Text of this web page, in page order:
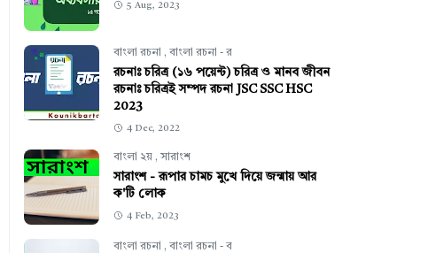
5 Aug, 2023
বাংলা রচনা , বাংলা রচনা - র
রচনাঃ চরিত্র (১৬ পয়েন্ট) চরিত্র ও মানব জীবন
রচনাঃ চরিত্রই সম্পদ রচনা JSC SSC HSC
2023
4 Dec, 2022
বাংলা ২য় , সারাংশ
সারাংশ - রূপার চামচ মুখে দিয়ে জন্মায় আর
ক'টি লোক
4 Feb, 2023
বাংলা রচনা , বাংলা রচনা - ব